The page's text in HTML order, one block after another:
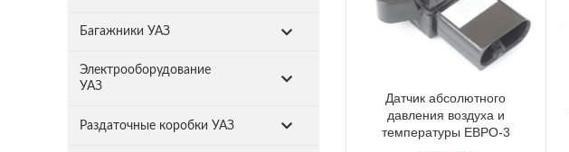
Багажники УАЗ
Электрооборудование
УАЗ
Раздаточные коробки УАЗ
Датчик абсолютного
давления воздуха и
температуры ЕВРО-3